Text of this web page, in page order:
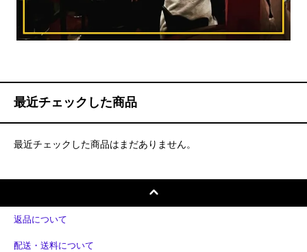
最近チェックした商品
最近チェックした商品はまだありません。
返品について
配送・送料について